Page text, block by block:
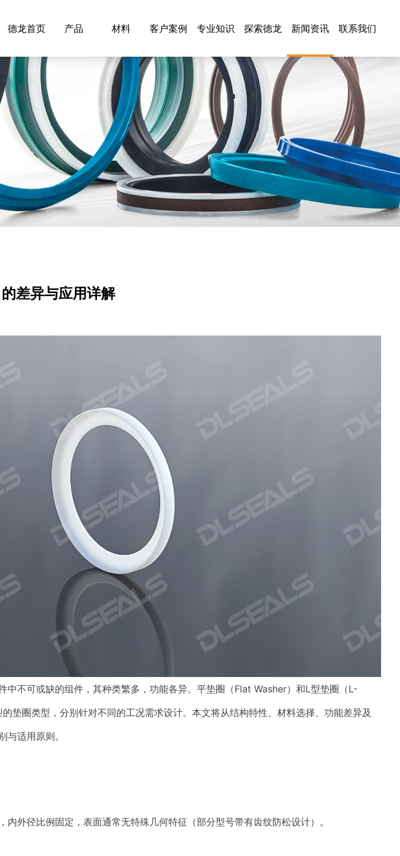
德龙首页 产品 材料 客户案例 专业知识 探索德龙 新闻资讯 联系我们
差异与应用详解
中不可或缺的组件，其种类繁多，功能各异。平垫圈（Flat Washer）和L型垫圈（L-
垫圈类型，分别针对不同的工况需求设计。本文将从结构特性、材料选择、功能差异及
与适用原则。
外径比例固定，表面通常无特殊几何特征（部分型号带有齿纹防松设计）。